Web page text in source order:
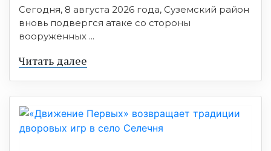
Сегодня, 8 августа 2026 года, Суземский район
вновь подвергся атаке со стороны
вооруженных ...
Читать далее